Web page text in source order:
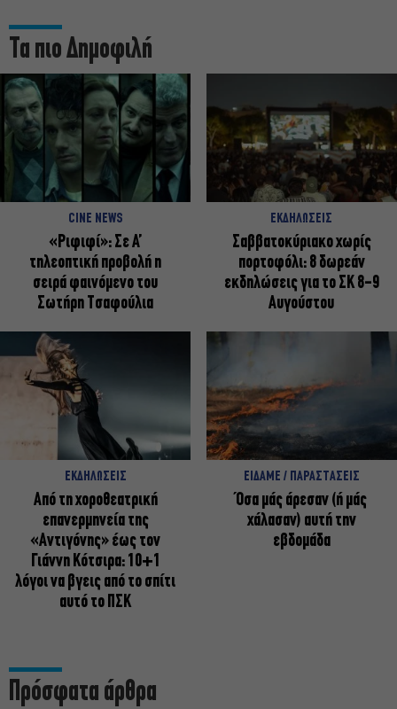
Τα πιο Δημοφιλή
CINE NEWS
«Ριφιφί»: Σε Α’
τηλεοπτική προβολή η
σειρά φαινόμενο του
Σωτήρη Τσαφούλια
ΕΚΔΗΛΩΣΕΙΣ
Σαββατοκύριακο χωρίς
πορτοφόλι: 8 δωρεάν
εκδηλώσεις για το ΣΚ 8-9
Αυγούστου
ΕΚΔΗΛΩΣΕΙΣ
Από τη χοροθεατρική
επανερμηνεία της
«Αντιγόνης» έως τον
Γιάννη Κότσιρα: 10+1
λόγοι να βγεις από το σπίτι
αυτό το ΠΣΚ
ΕΙΔΑΜΕ / ΠΑΡΑΣΤΑΣΕΙΣ
Όσα μάς άρεσαν (ή μάς
χάλασαν) αυτή την
εβδομάδα
Πρόσφατα άρθρα